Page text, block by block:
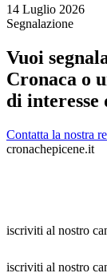
14 Luglio 2026
Segnalazione
Vuoi
Cronaca o
di interesse
Contatta la nostra
cronachepicene.it
iscriviti al nostro
iscriviti al nostro